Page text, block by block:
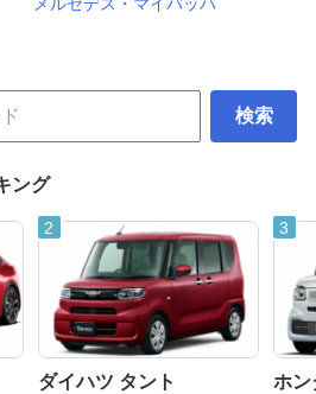
検索
ング
ダイハツ タント ホン